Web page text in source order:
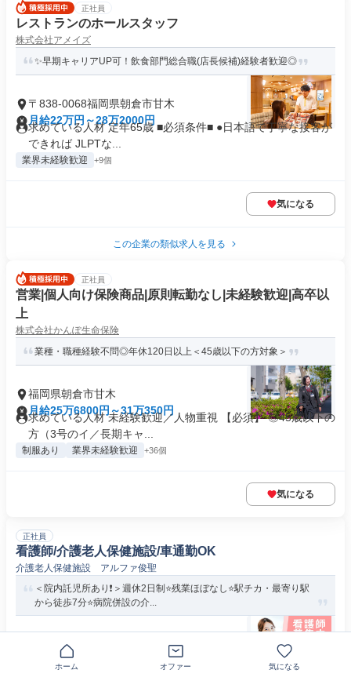
正社員
レストランのホールスタッフ
株式会社アメイズ
✨早期キャリアUP可！飲食部門総合職(店長候補)経験者歓迎◎
〒838-0068福岡県朝倉市甘木
月給22万円～28万2000円
求めている人材 定年65歳 ■必須条件■ ●日本語で丁寧な接客が
できれば JLPTな...
業界未経験歓迎 +9個
気になる
この企業の類似求人を見る
正社員
営業|個人向け保険商品|原則転勤なし|未経験歓迎|高卒以
上
株式会社かんぽ生命保険
業種・職種経験不問◎年休120日以上＜45歳以下の方対象＞
福岡県朝倉市甘木
月給25万6800円～31万350円
求めている人材 未経験歓迎／人物重視 【必須】 ◎45歳以下の
方（3号のイ／長期キャ...
制服あり 業界未経験歓迎 +36個
気になる
正社員
看護師/介護老人保健施設/車通勤OK
介護老人保健施設 アルファ俊聖
＜院内託児所あり❗️＞週休2日制⭐残業ほぼなし⭐駅チカ・最寄り駅
から徒歩7分⭐病院併設の介...
福岡県朝倉市甘木
月給22万2900円～28万5500円
【応募資格】 正看護師 【メリット】 #長期 #学歴不問 #経験
ホーム オファー 気になる